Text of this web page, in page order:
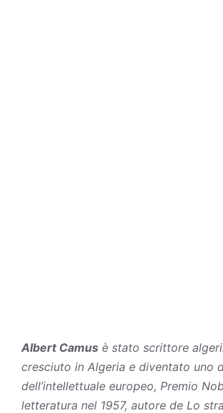
Albert Camus è stato scrittore
cresciuto in Algeria e diventato uno
dell’intellettuale europeo, Premio
letteratura nel 1957, autore de Lo